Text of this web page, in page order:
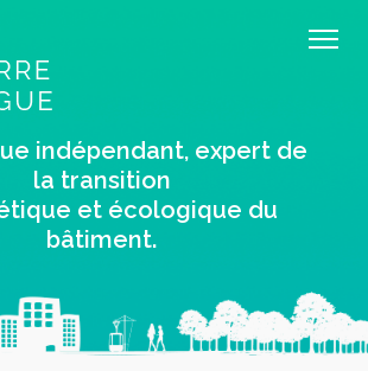
indépendant, expert de
la transition
et écologique du
bâtiment.